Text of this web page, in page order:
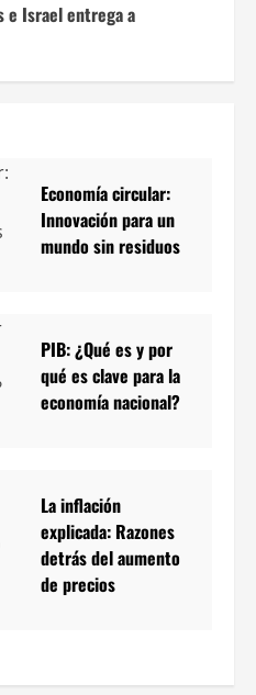
e Israel entrega a
Economía circular:
Innovación para un
mundo sin residuos
PIB: ¿Qué es y por
qué es clave para la
economía nacional?
La inflación
explicada: Razones
detrás del aumento
de precios